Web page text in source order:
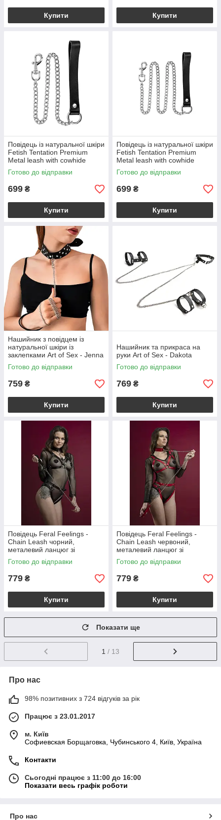
Купити Купити
Повідець із натуральної шкіри
Fetish Tentation Premium
Metal leash with cowhide
leather wrist 72 см
Готово до відправки
699 ₴
Купити
Повідець із натуральної шкіри
Fetish Tentation Premium
Metal leash with cowhide
leather wrist 115 см
Готово до відправки
699 ₴
Купити
Нашийник з повідцем із
натуральної шкіри із
заклепками Art of Sex - Jenna
Collar with Leash, чорний
Готово до відправки
759 ₴
Купити
Нашийник та прикраса на
руки Art of Sex - Dakota
Готово до відправки
769 ₴
Купити
Повідець Feral Feelings -
Chain Leash чорний,
металевий ланцюг зі
шкіряною петлею і карабіном
Готово до відправки
779 ₴
Купити
Повідець Feral Feelings -
Chain Leash червоний,
металевий ланцюг зі
шкіряною петлею і карабіном
Готово до відправки
779 ₴
Купити
Показати ще
1 / 13
Про нас
98% позитивних з 724 відгуків за рік
Працює з 23.01.2017
м. Київ
Софиевская Борщаговка, Чубинського 4, Київ, Україна
Контакти
Сьогодні працює з 11:00 до 16:00
Показати весь графік роботи
Про нас